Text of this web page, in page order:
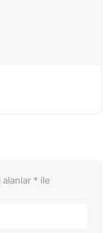
alanlar * ile